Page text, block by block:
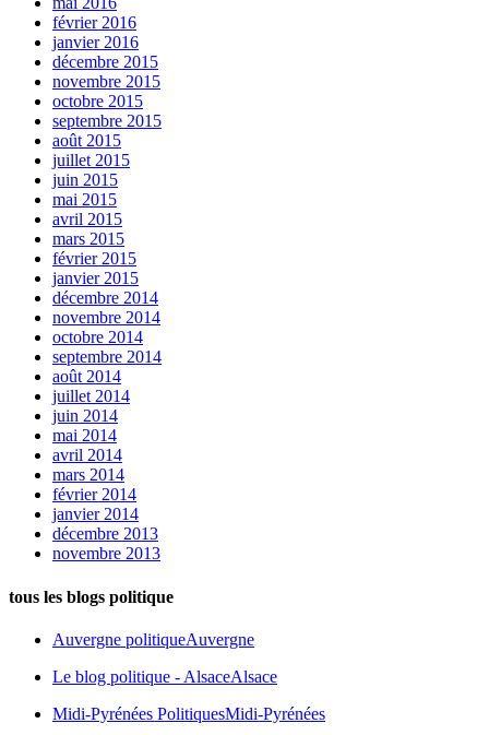
février 2016
janvier 2016
décembre 2015
novembre 2015
octobre 2015
septembre 2015
août 2015
juillet 2015
juin 2015
mai 2015
avril 2015
mars 2015
février 2015
janvier 2015
décembre 2014
novembre 2014
octobre 2014
septembre 2014
août 2014
juillet 2014
juin 2014
mai 2014
avril 2014
mars 2014
février 2014
janvier 2014
décembre 2013
novembre 2013
tous les blogs politique
Auvergne politiqueAuvergne
Le blog politique - AlsaceAlsace
Midi-Pyrénées PolitiquesMidi-Pyrénées